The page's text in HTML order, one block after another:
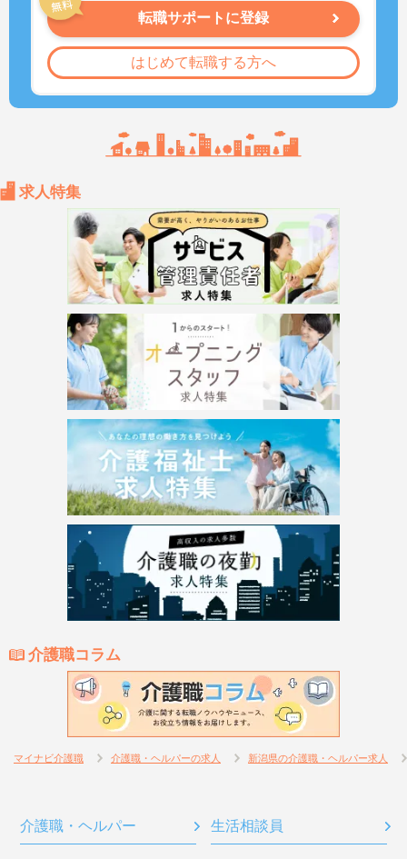
転職サポートに登録
はじめて転職する方へ
求人特集
介護職コラム
マイナビ介護職 介護職・ヘルパーの求人 新潟県の介護職・ヘルパー求人
介護職・ヘルパー 生活相談員